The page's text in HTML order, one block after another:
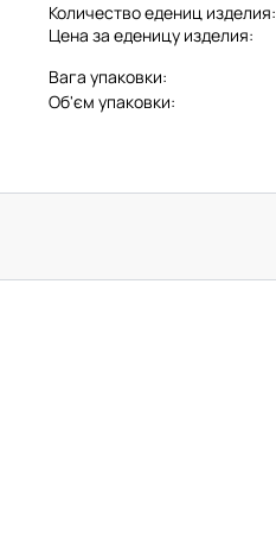
Количество едениц изделия:
Цена за еденицу изделия:
Вага упаковки:
Об'єм упаковки: